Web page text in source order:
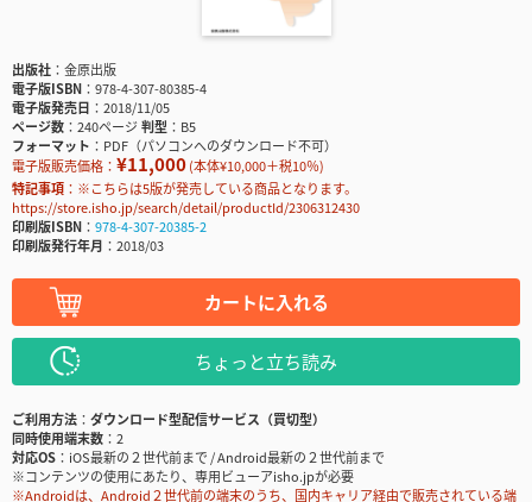
出版社
金原出版
電子版ISBN
978-4-307-80385-4
電子版発売日
2018/11/05
ページ数
240ページ判型
B5
フォーマット
PDF（パソコンへのダウンロード不可）
電子版販売価格： ¥11,000(本体¥10,000＋税10％)
特記事項
※こちらは5版が発売している商品となります。
https://store.isho.jp/search/detail/productId/2306312430
印刷版ISBN
978-4-307-20385-2
印刷版発行年月
2018/03
カートに入れる
ちょっと立ち読み
ご利用方法
ダウンロード型配信サービス（買切型）
同時使用端末数
2
対応OS
iOS最新の２世代前まで / Android最新の２世代前まで
※コンテンツの使用にあたり、専用ビューアisho.jpが必要
※Androidは、Android２世代前の端末のうち、国内キャリア経由で販売されている端